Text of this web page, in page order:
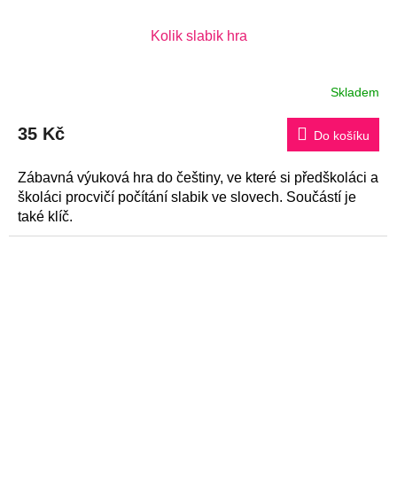
Kolik slabik hra
Skladem
35 Kč Do košíku
Zábavná výuková hra do češtiny, ve které si předškoláci a
školáci procvičí počítání slabik ve slovech. Součástí je
také klíč.